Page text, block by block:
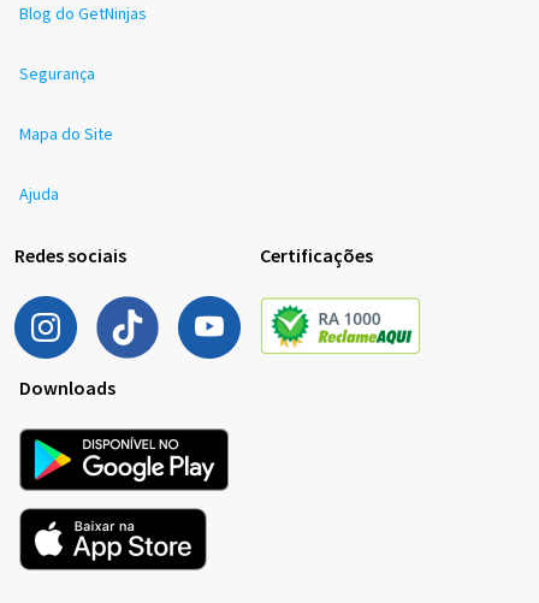
Blog do GetNinjas
Segurança
Mapa do Site
Ajuda
Redes sociais Certificações
Downloads